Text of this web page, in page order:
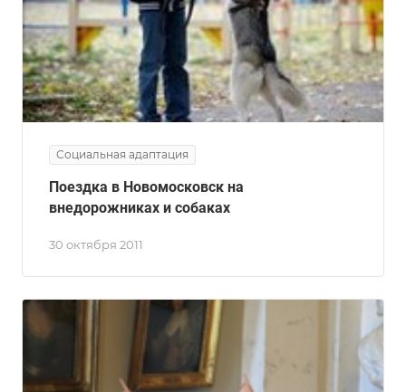
Социальная адаптация
30 октября 2011
Поездка в Новомосковск на
внедорожниках и собаках